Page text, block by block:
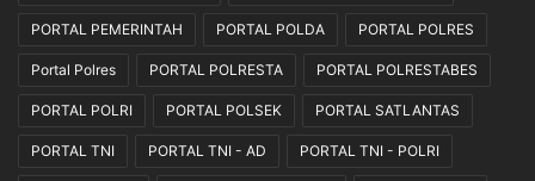
PORTAL PEMERINTAH PORTAL POLDA PORTAL POLRES
Portal Polres PORTAL POLRESTA PORTAL POLRESTABES
PORTAL POLRI PORTAL POLSEK PORTAL SATLANTAS
PORTAL TNI PORTAL TNI - AD PORTAL TNI - POLRI